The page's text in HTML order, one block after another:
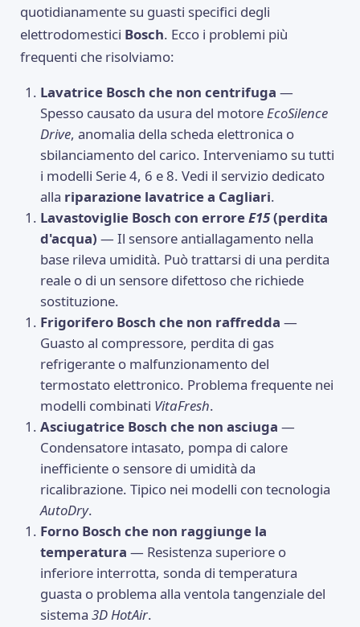
quotidianamente su guasti specifici degli
elettrodomestici Bosch. Ecco i problemi più
frequenti che risolviamo:
Lavatrice Bosch che non centrifuga —
Spesso causato da usura del motoreEcoSilence
Drive, anomalia della scheda elettronica o
sbilanciamento del carico. Interveniamo su tutti
i modelli Serie 4, 6 e 8. Vedi il servizio dedicato
alla riparazione lavatrice a Cagliari.
Lavastoviglie Bosch con erroreE15(perdita
d'acqua) — Il sensore antiallagamento nella
base rileva umidità. Può trattarsi di una perdita
reale o di un sensore difettoso che richiede
sostituzione.
Frigorifero Bosch che non raffredda —
Guasto al compressore, perdita di gas
refrigerante o malfunzionamento del
termostato elettronico. Problema frequente nei
modelli combinati VitaFresh.
Asciugatrice Bosch che non asciuga —
Condensatore intasato, pompa di calore
inefficiente o sensore di umidità da
ricalibrazione. Tipico nei modelli con tecnologia
AutoDry.
Forno Bosch che non raggiunge la
temperatura — Resistenza superiore o
inferiore interrotta, sonda di temperatura
guasta o problema alla ventola tangenziale del
sistema3D HotAir.